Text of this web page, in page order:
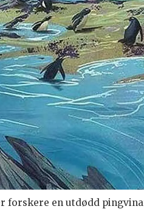
forskere en utdødd